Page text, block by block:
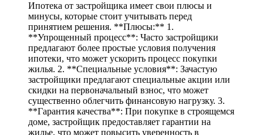
Ипотека от застройщика имеет свои плюсы и
минусы, которые стоит учитывать перед
принятием решения. **Плюсы:** 1.
**Упрощенный процесс**: Часто застройщики
предлагают более простые условия получения
ипотеки, что может ускорить процесс покупки
жилья. 2. **Специальные условия**: Зачастую
застройщики предлагают специальные акции или
скидки на первоначальный взнос, что может
существенно облегчить финансовую нагрузку. 3.
**Гарантия качества**: При покупке в строящемся
доме, застройщик предоставляет гарантии на
жилье, что может повысить уверенность в